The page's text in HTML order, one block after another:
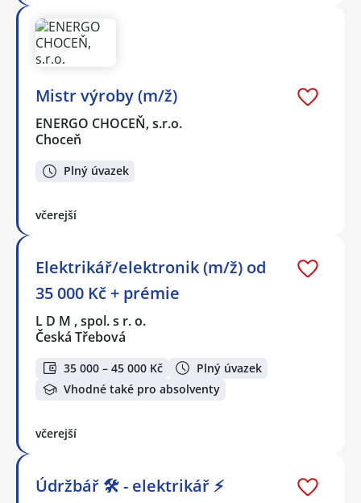
Mistr výroby (m/ž)
ENERGO CHOCEŇ, s.r.o.
Choceň
Plný úvazek
včerejší
Elektrikář/elektronik (m/ž) od
35 000 Kč + prémie
L D M , spol. s r. o.
Česká Třebová
35 000 – 45 000 Kč
Plný úvazek
Vhodné také pro absolventy
včerejší
Údržbář 🛠️ - elektrikář ⚡